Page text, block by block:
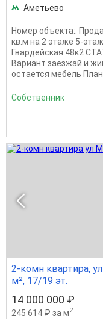
Аметьево
Номер объекта:.
кв.м на 2 этаже 5-
Гвардейская 48к2
Вариант заезжай и
остается мебель
Собственник
2-комн квартира,
м², 17/19 эт.
14 000 000 ₽
245 614 ₽ за м2